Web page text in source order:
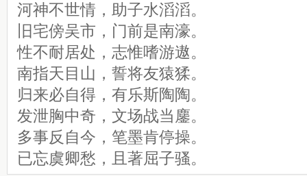
河神不世情，助子水滔滔。
旧宅傍吴市，门前是南濠。
性不耐居处，志惟嗜游遨。
南指天目山，誓将友猿猱。
归来必自得，有乐斯陶陶。
发泄胸中奇，文场战当鏖。
多事反自今，笔墨肯停操。
已忘虞卿愁，且著屈子骚。